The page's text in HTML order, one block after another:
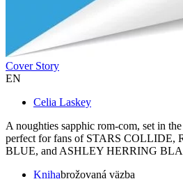
Cover Story
EN
Celia Laskey
A noughties sapphic rom-com, set in
perfect for fans of STARS
BLUE, and ASHLEY HERRING
Knihabrožovaná väzba